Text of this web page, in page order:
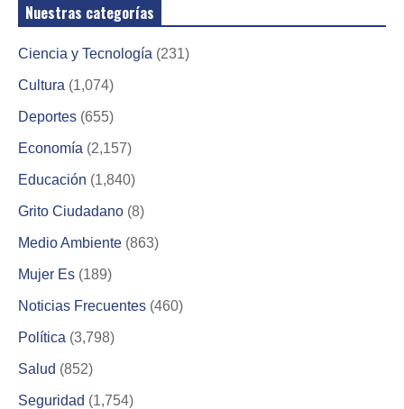
Nuestras categorías
Ciencia y Tecnología (231)
Cultura (1,074)
Deportes (655)
Economía (2,157)
Educación (1,840)
Grito Ciudadano (8)
Medio Ambiente (863)
Mujer Es (189)
Noticias Frecuentes (460)
Política (3,798)
Salud (852)
Seguridad (1,754)